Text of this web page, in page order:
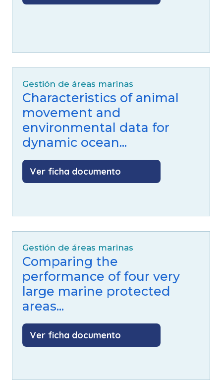
Gestión de áreas marinas
Characteristics of animal
movement and
environmental data for
dynamic ocean...
Ver ficha documento
Gestión de áreas marinas
Comparing the
performance of four very
large marine protected
areas...
Ver ficha documento